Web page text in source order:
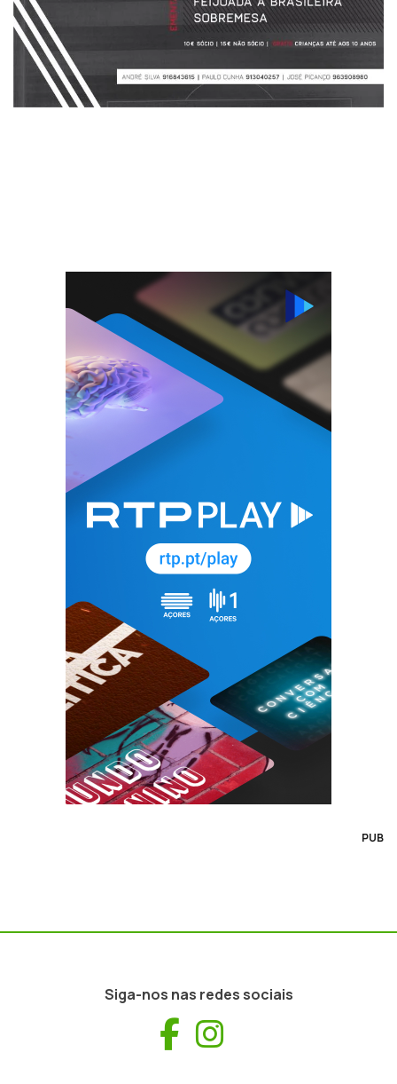
PUB
Siga-nos nas redes sociais
Facebook